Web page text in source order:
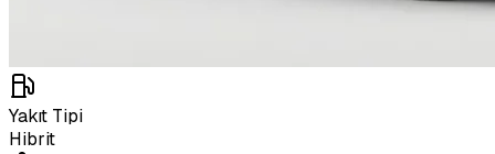
Yakıt Tipi
Hibrit